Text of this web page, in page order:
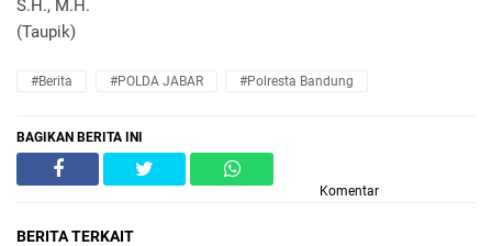
S.H., M.H.
(Taupik)
#Berita #POLDA JABAR #Polresta Bandung
BAGIKAN BERITA INI
Komentar
BERITA TERKAIT